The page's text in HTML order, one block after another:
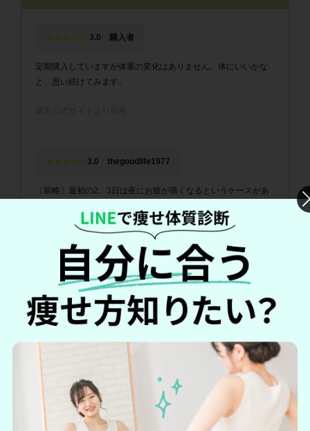
★★★☆☆ 3.0 購入者
定期購入していますが体重の変化はありません。体にいいかな
と、思い続けてみます。
楽天公式サイトより引用
★★★☆☆3.0 thegoodlife1977
〔前略〕最初の2、3日は夜にお腹が痛くなるというケースがあ
かな？という印象でした。
それ以降は特にお腹が痛くなるという症状は出ませんでした
が、〔中略〕3週間前の体重、体脂肪などと比べて一切変化があ
りませんでしたので、コストを考えると継続するのは難しいか
なと思いました。
Amazon公式サイトより引用
2.実感できず残念です